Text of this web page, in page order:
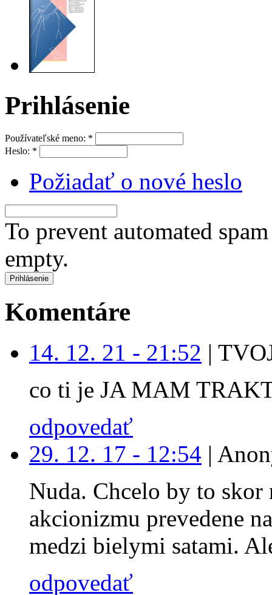
Prihlásenie
Používateľské meno: *
Heslo: *
Požiadať o nové heslo
To prevent automated
empty.
Komentáre
14. 12. 21 - 21:52 |
co ti je JA MAM
odpovedať
29. 12. 17 - 12:54 |
Nuda. Chcelo by to
akcionizmu prevedene
medzi bielymi satami.
odpovedať